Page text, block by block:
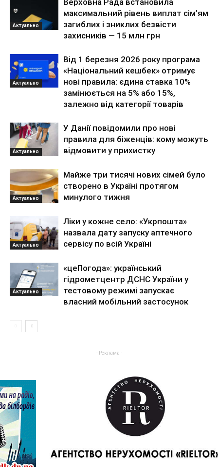
Актуально
Верховна Рада встановила
максимальний рівень виплат сім’ям
загиблих і зниклих безвісти
захисників — 15 млн грн
Актуально
Від 1 березня 2026 року програма
«Національний кешбек» отримує
нові правила: єдина ставка 10%
замінюється на 5% або 15%,
залежно від категорії товарів
Актуально
У Данії повідомили про нові
правила для біженців: кому можуть
відмовити у прихистку
Актуально
Майже три тисячі нових сімей було
створено в Україні протягом
минулого тижня
Актуально
Ліки у кожне село: «Укрпошта»
назвала дату запуску аптечного
сервісу по всій Україні
Актуально
«цеПогода»: український
гідрометцентр ДСНС України у
тестовому режимі запускає
власний мобільний застосунок
- Реклама -